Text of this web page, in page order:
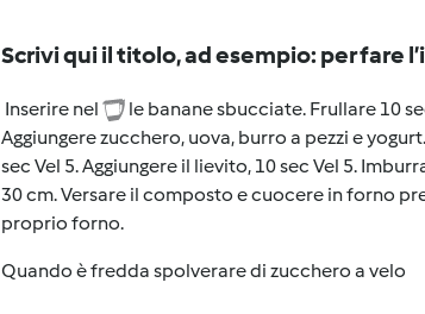
Scrivi qui il titolo, ad esempio: per fare
Inserire nel
le banane sbucciate. Frullare 10
Aggiungere zucchero, uova, burro a pezzi e
sec Vel 5. Aggiungere il lievito, 10 sec Vel 5.
30 cm. Versare il composto e cuocere in forno
proprio forno.
Quando è fredda spolverare di zucchero a velo